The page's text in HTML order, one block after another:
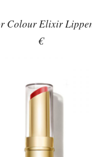
Colour Elixir
€